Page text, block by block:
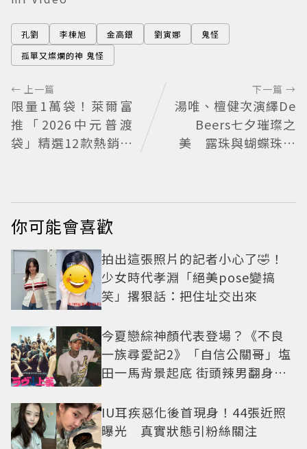
孔劉 李棟旭 金高銀 劉寅娜
鬼怪
孤單又燦爛的神 鬼怪
← 上一篇
限量1萬袋！萊爾富
推「2026中元普渡
袋」精選12款熱銷商
下一篇 →
湯唯、檀健次演繹De
Beers七夕璀璨之
美 露珠與蝴蝶珠寶
你可能會喜歡
拍出這張照片的記者小心了🤣！
少女時代孝淵「絕美pose變搞
笑」撂狠話：把住址交出來
今夏戀綜神顏代表登場？《不良
一族尋愛記2》「自信公關哥」塩
田一馬背景起底 街頭辣男翻身當
IU耳疾惡化後首現身！44張近照
曝光 真實狀態引粉絲關注